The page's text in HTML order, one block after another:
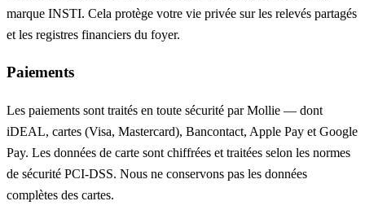
marque INSTI. Cela protège votre vie privée sur les relevés partagés
et les registres financiers du foyer.
Paiements
Les paiements sont traités en toute sécurité par Mollie — dont
iDEAL, cartes (Visa, Mastercard), Bancontact, Apple Pay et Google
Pay. Les données de carte sont chiffrées et traitées selon les normes
de sécurité PCI-DSS. Nous ne conservons pas les données
complètes des cartes.